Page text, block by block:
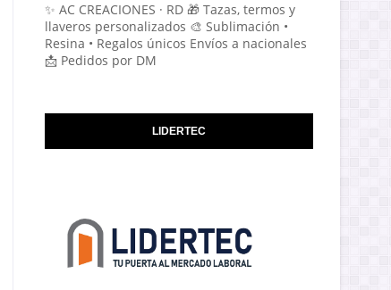
✨ AC CREACIONES · RD 🎁 Tazas, termos y
llaveros personalizados 🎨 Sublimación •
Resina • Regalos únicos Envíos a nacionales
📩 Pedidos por DM
LIDERTEC